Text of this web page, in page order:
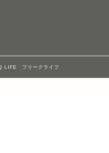
LIFE フリークライフ